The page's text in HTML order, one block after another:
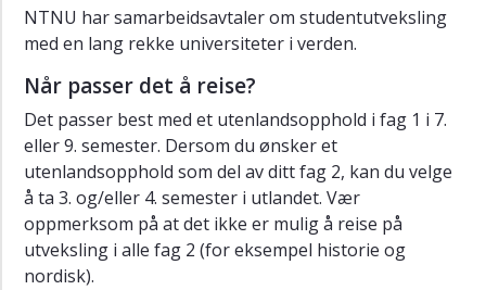
NTNU har samarbeidsavtaler om studentutveksling
med en lang rekke universiteter i verden.
Når passer det å reise?
Det passer best med et utenlandsopphold i fag 1 i 7.
eller 9. semester. Dersom du ønsker et
utenlandsopphold som del av ditt fag 2, kan du velge
å ta 3. og/eller 4. semester i utlandet. Vær
oppmerksom på at det ikke er mulig å reise på
utveksling i alle fag 2 (for eksempel historie og
nordisk).